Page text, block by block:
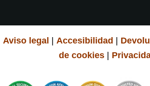
Aviso legal Accesibilidad
de cookies|